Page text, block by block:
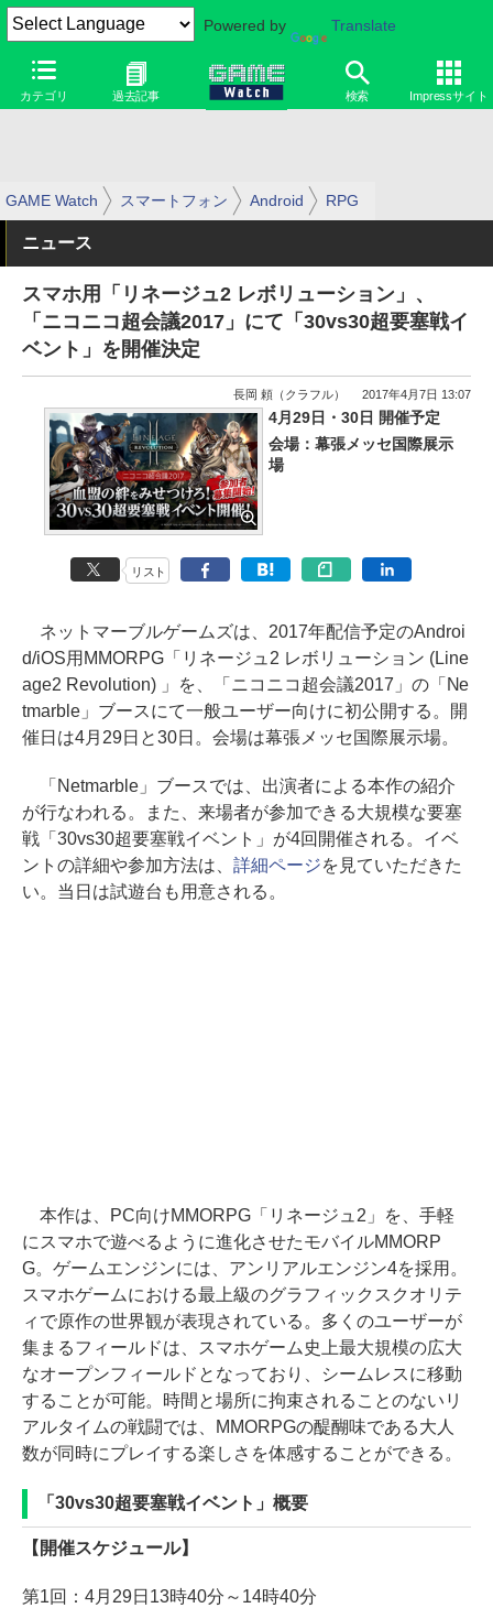
Powered by Translate
カテゴリ 過去記事 検索 Impressサイト
GAME Watch スマートフォン Android RPG
ニュース
スマホ用「リネージュ2 レボリューション」、
「ニコニコ超会議2017」にて「30vs30超要塞戦イ
ベント」を開催決定
長岡 頼（クラフル） 2017年4月7日 13:07
4月29日・30日 開催予定
会場：幕張メッセ国際展示
場
リスト
ネットマーブルゲームズは、2017年配信予定のAndroi
d/iOS用MMORPG「リネージュ2 レボリューション (Line
age2 Revolution) 」を、「ニコニコ超会議2017」の「Ne
tmarble」ブースにて一般ユーザー向けに初公開する。開
催日は4月29日と30日。会場は幕張メッセ国際展示場。
「Netmarble」ブースでは、出演者による本作の紹介
が行なわれる。また、来場者が参加できる大規模な要塞
戦「30vs30超要塞戦イベント」が4回開催される。イベ
ントの詳細や参加方法は、 詳細ページを見ていただきた
い。当日は試遊台も用意される。
本作は、PC向けMMORPG「リネージュ2」を、手軽
にスマホで遊べるように進化させたモバイルMMORP
G。ゲームエンジンには、アンリアルエンジン4を採用。
スマホゲームにおける最上級のグラフィックスクオリテ
ィで原作の世界観が表現されている。多くのユーザーが
集まるフィールドは、スマホゲーム史上最大規模の広大
なオープンフィールドとなっており、シームレスに移動
することが可能。時間と場所に拘束されることのないリ
アルタイムの戦闘では、MMORPGの醍醐味である大人
数が同時にプレイする楽しさを体感することができる。
「30vs30超要塞戦イベント」概要
【開催スケジュール】
第1回：4月29日13時40分～14時40分